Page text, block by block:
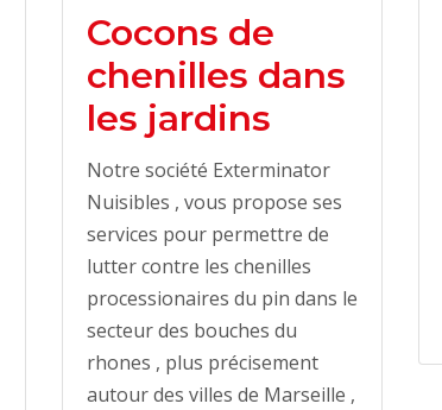
Cocons de
chenilles dans
les jardins
Notre société Exterminator
Nuisibles , vous propose ses
services pour permettre de
lutter contre les chenilles
processionaires du pin dans le
secteur des bouches du
rhones , plus précisement
autour des villes de Marseille ,